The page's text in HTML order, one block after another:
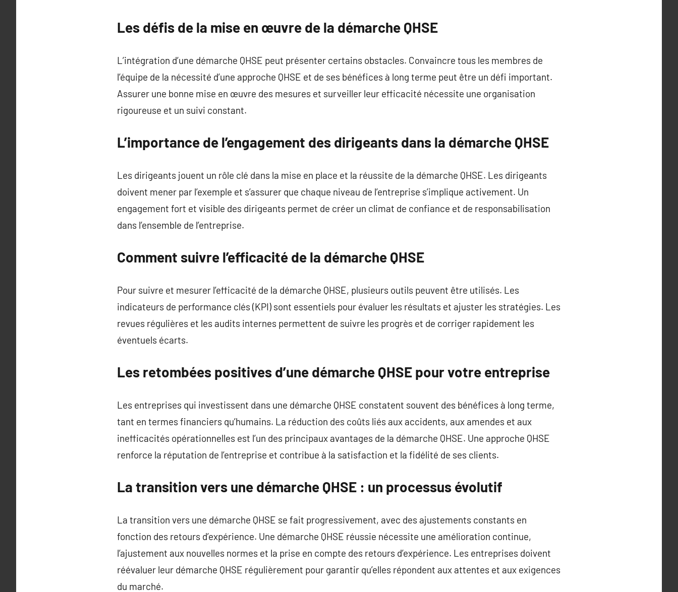
Les défis de la mise en œuvre de la démarche QHSE
L’intégration d’une démarche QHSE peut présenter certains obstacles. Convaincre tous les membres de
l’équipe de la nécessité d’une approche QHSE et de ses bénéfices à long terme peut être un défi important.
Assurer une bonne mise en œuvre des mesures et surveiller leur efficacité nécessite une organisation
rigoureuse et un suivi constant.
L’importance de l’engagement des dirigeants dans la démarche QHSE
Les dirigeants jouent un rôle clé dans la mise en place et la réussite de la démarche QHSE. Les dirigeants
doivent mener par l’exemple et s’assurer que chaque niveau de l’entreprise s’implique activement. Un
engagement fort et visible des dirigeants permet de créer un climat de confiance et de responsabilisation
dans l’ensemble de l’entreprise.
Comment suivre l’efficacité de la démarche QHSE
Pour suivre et mesurer l’efficacité de la démarche QHSE, plusieurs outils peuvent être utilisés. Les
indicateurs de performance clés (KPI) sont essentiels pour évaluer les résultats et ajuster les stratégies. Les
revues régulières et les audits internes permettent de suivre les progrès et de corriger rapidement les
éventuels écarts.
Les retombées positives d’une démarche QHSE pour votre entreprise
Les entreprises qui investissent dans une démarche QHSE constatent souvent des bénéfices à long terme,
tant en termes financiers qu’humains. La réduction des coûts liés aux accidents, aux amendes et aux
inefficacités opérationnelles est l’un des principaux avantages de la démarche QHSE. Une approche QHSE
renforce la réputation de l’entreprise et contribue à la satisfaction et la fidélité de ses clients.
La transition vers une démarche QHSE : un processus évolutif
La transition vers une démarche QHSE se fait progressivement, avec des ajustements constants en
fonction des retours d’expérience. Une démarche QHSE réussie nécessite une amélioration continue,
l’ajustement aux nouvelles normes et la prise en compte des retours d’expérience. Les entreprises doivent
réévaluer leur démarche QHSE régulièrement pour garantir qu’elles répondent aux attentes et aux exigences
du marché.